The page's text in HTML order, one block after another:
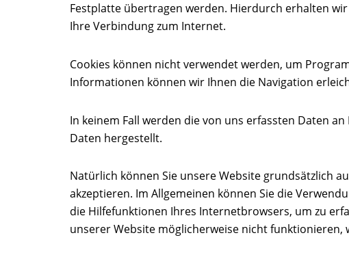
Festplatte übertragen werden. Hierdurch erhalten
Ihre Verbindung zum Internet.
Cookies können nicht verwendet werden, um
Informationen können wir Ihnen die Navigation
In keinem Fall werden die von uns erfassten Daten
Daten hergestellt.
Natürlich können Sie unsere Website grundsätzlich
akzeptieren. Im Allgemeinen können Sie die
die Hilfefunktionen Ihres Internetbrowsers, um zu
unserer Website möglicherweise nicht funktionieren,